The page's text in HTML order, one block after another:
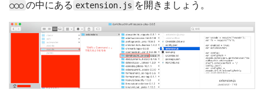
○○○ の中にある extension.js を開きましょう。